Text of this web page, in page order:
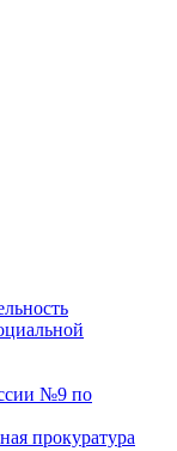
№9 по
прокуратура